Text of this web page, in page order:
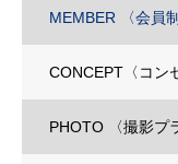
MEMBER 〈会員制
CONCEPT〈コン
PHOTO 〈撮影プ